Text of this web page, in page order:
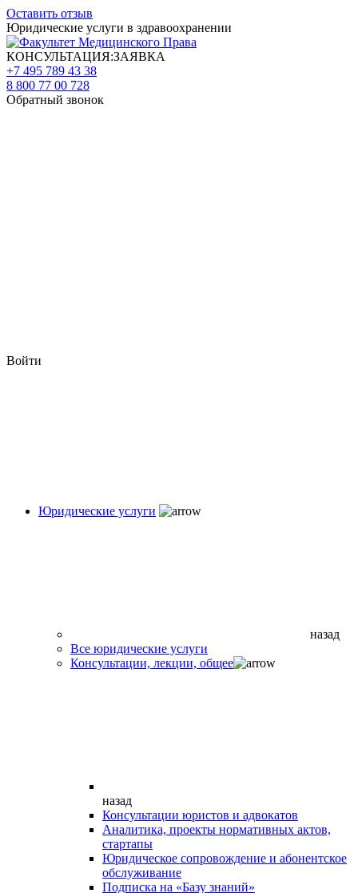
Оставить отзыв
Юридические услуги в здравоохранении
КОНСУЛЬТАЦИЯ:ЗАЯВКА
+7 495 789 43 38
8 800 77 00 728
Обратный звонок
Войти
Юридические услуги
назад
Все юридические услуги
Консультации, лекции, общее
назад
Консультации юристов и адвокатов
Аналитика, проекты нормативных актов,
стартапы
Юридическое сопровождение и абонентское
обслуживание
Подписка на «Базу знаний»